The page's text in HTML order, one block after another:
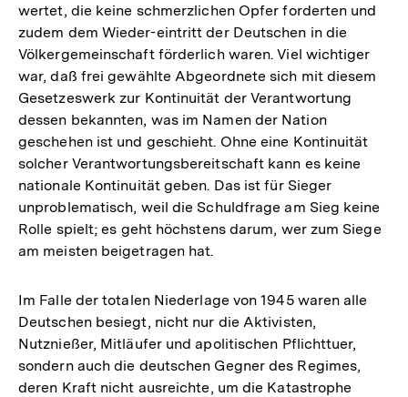
wertet, die keine schmerzlichen Opfer forderten und
zudem dem Wieder-eintritt der Deutschen in die
Völkergemeinschaft förderlich waren. Viel wichtiger
war, daß frei gewählte Abgeordnete sich mit diesem
Gesetzeswerk zur Kontinuität der Verantwortung
dessen bekannten, was im Namen der Nation
geschehen ist und geschieht. Ohne eine Kontinuität
solcher Verantwortungsbereitschaft kann es keine
nationale Kontinuität geben. Das ist für Sieger
unproblematisch, weil die Schuldfrage am Sieg keine
Rolle spielt; es geht höchstens darum, wer zum Siege
am meisten beigetragen hat.
Im Falle der totalen Niederlage von 1945 waren alle
Deutschen besiegt, nicht nur die Aktivisten,
Nutznießer, Mitläufer und apolitischen Pflichttuer,
sondern auch die deutschen Gegner des Regimes,
deren Kraft nicht ausreichte, um die Katastrophe